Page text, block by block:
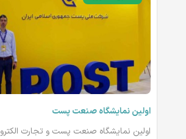
اولین نمایشگاه صنعت پست
اولین نمایشگاه صنعت پست و تجارت